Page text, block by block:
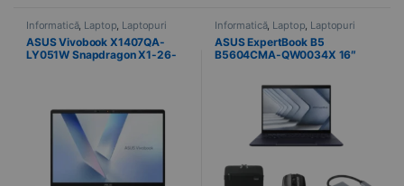
Informatică, Laptop, Laptopuri
ASUS Vivobook X1407QA-
LY051W Snapdragon X1-26-
Informatică, Laptop, Laptopuri
ASUS ExpertBook B5
B5604CMA-QW0034X 16″
Windows 11 Pro